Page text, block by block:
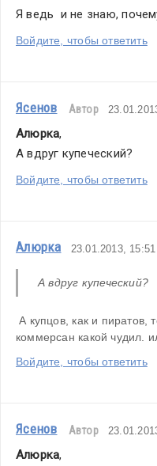
Я ведь  и не знаю,
Войдите, чтобы ответить
Ясенов Автор
Алюрка,
А вдруг купеческий?
Войдите, чтобы ответить
Алюрка 23.01.2013, 15:51
А вдруг купеческий?
А купцов, как и пиратов, тогда уж не было. Может это
коммерсан какой чудил.
Войдите, чтобы ответить
Ясенов Автор
Алюрка,